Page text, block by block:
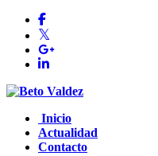
Inicio
Actualidad
Contacto